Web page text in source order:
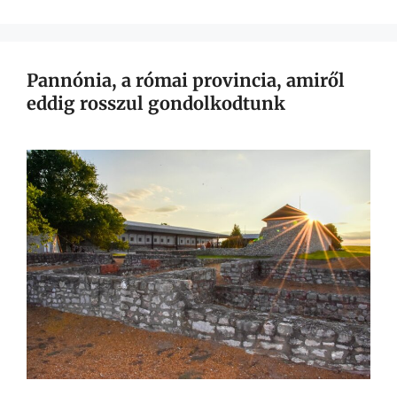
Pannónia, a római provincia, amiről
eddig rosszul gondolkodtunk